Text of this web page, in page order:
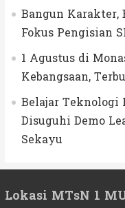
Bangun Karakter,
Fokus Pengisian
1 Agustus di
Kebangsaan,
Belajar
Disuguhi Demo
Sekayu
Lokasi MTsN 1